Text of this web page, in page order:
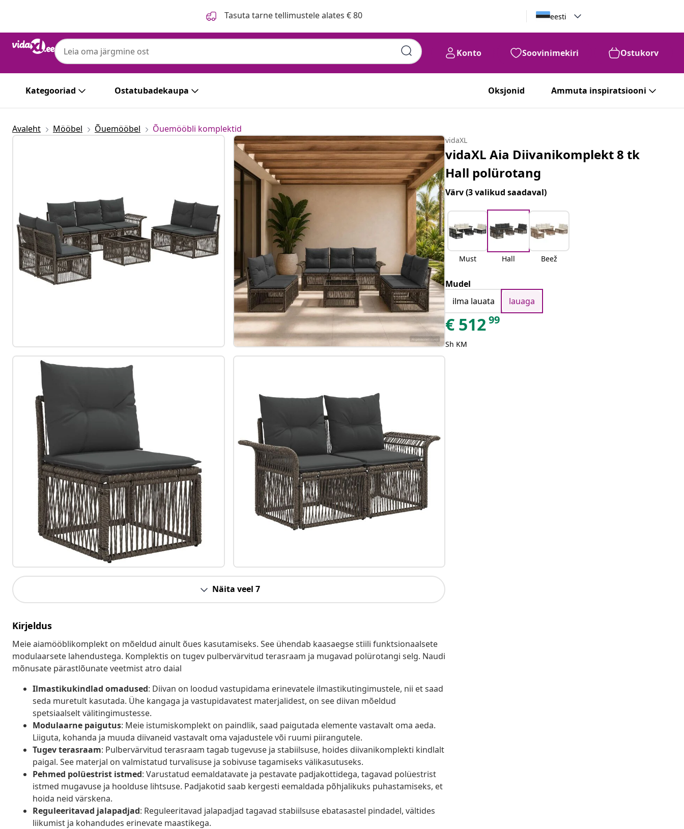
Tasuta tarne tellimustele alates € 80 eesti
Konto Soovinimekiri Ostukorv
Kategooriad Ostatubadekaupa Oksjonid Ammuta inspiratsiooni
Avaleht Mööbel Õuemööbel Õuemööbli komplektid
Näita veel 7
Kirjeldus
Meie aiamööblikomplekt on mõeldud ainult õues kasutamiseks. See ühendab kaasaegse stiili funktsionaalsete
modulaarsete lahendustega. Komplektis on tugev pulbervärvitud terasraam ja mugavad polürotangi selg. Naudi
mõnusate pärastlõunate veetmist atro daial
Ilmastikukindlad omadused: Diivan on loodud vastupidama erinevatele ilmastikutingimustele, nii et saad
seda muretult kasutada. Ühe kangaga ja vastupidavatest materjalidest, on see diivan mõeldud
spetsiaalselt välitingimustesse.
Modulaarne paigutus: Meie istumiskomplekt on paindlik, saad paigutada elemente vastavalt oma aeda.
Liiguta, kohanda ja muuda diivaneid vastavalt oma vajadustele või ruumi piirangutele.
Tugev terasraam: Pulbervärvitud terasraam tagab tugevuse ja stabiilsuse, hoides diivanikomplekti kindlalt
paigal. See materjal on valmistatud turvalisuse ja sobivuse tagamiseks välikasutuseks.
Pehmed polüestrist istmed: Varustatud eemaldatavate ja pestavate padjakottidega, tagavad polüestrist
istmed mugavuse ja hoolduse lihtsuse. Padjakotid saab kergesti eemaldada põhjalikuks puhastamiseks, et
hoida neid värskena.
Reguleeritavad jalapadjad: Reguleeritavad jalapadjad tagavad stabiilsuse ebatasastel pindadel, vältides
liikumist ja kohandudes erinevate maastikega.
vidaXL
vidaXL Aia Diivanikomplekt 8 tk
Hall polürotang
Värv(3 valikud saadaval)
Must Hall Beež
Mudel
ilma lauata
lauaga
€ 51299
Sh KM